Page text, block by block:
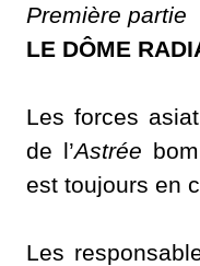
Première partie
LE DÔME
Les forces
de l’Astrée
est toujours en
Les